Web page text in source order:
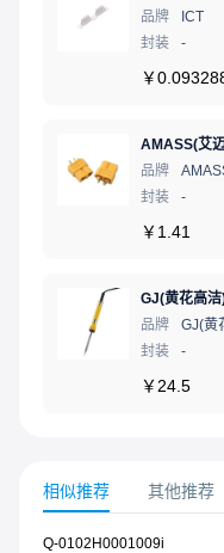
品牌
ICT
封装
-
￥
品牌
封装
-
￥ 1.41
品牌
GJ(黄
封装
-
￥ 24.5
相似推荐 其他推荐
Q-0102H0001009i